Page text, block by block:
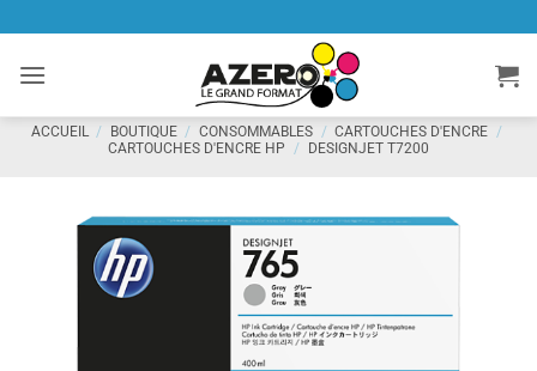
contenu
ACCUEIL / BOUTIQUE / CONSOMMABLES / CARTOUCHES D'ENCRE /
CARTOUCHES D'ENCRE HP / DESIGNJET T7200